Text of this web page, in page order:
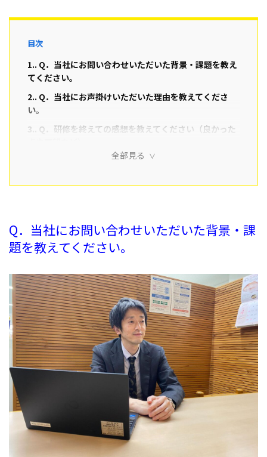
目次
1. Q．当社にお問い合わせいただいた背景・課題を教え
てください。
2. Q．当社にお声掛けいただいた理由を教えてくださ
い。
3.
Q．研修を終えての感想を教えてください（良かった
きたいことはありますか？
5. Q．今回の研修はどのような方におすすめでしょう
か？
6. まとめ
7. ご紹介させていただいた企業様の概要
全部見る
Q．当社にお問い合わせいただいた背景・課
題を教えてください。